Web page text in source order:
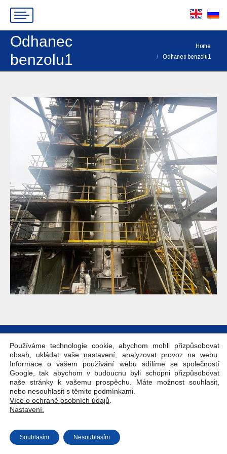
Odhanec
benzolu1
Home
Odhanec benzolu1
Copyright © Weiron Dynamics, s.r.o. |Tvorba webových stráneka
SEO
Používáme technologie cookie, abychom mohli přizpůsobovat
obsah, ukládat vaše nastavení, analyzovat provoz na webu.
Informace o vašem používání webu sdílíme se společností
Google, tak abychom v budoucnu byli schopni přizpůsobovat
naše stránky k vašemu prospěchu. Máte možnost souhlasit,
nebo nesouhlasit s těmito podmínkami.
Více o ochraně osobních údajů
Nastavení.
Souhlasím Nesouhlasím